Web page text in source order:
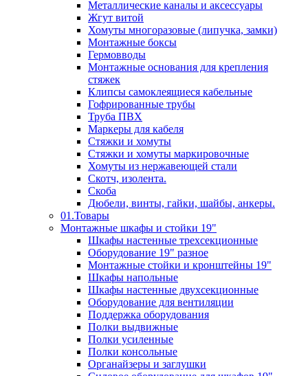
Металлические каналы и аксессуары
Жгут витой
Хомуты многоразовые (липучка, замки)
Монтажные боксы
Гермовводы
Монтажные основания для крепления
стяжек
Клипсы самоклеящиеся кабельные
Гофрированные трубы
Труба ПВХ
Маркеры для кабеля
Стяжки и хомуты
Стяжки и хомуты маркировочные
Хомуты из нержавеющей стали
Скотч, изолента.
Скоба
Дюбели, винты, гайки, шайбы, анкеры.
01.Товары
Монтажные шкафы и стойки 19"
Шкафы настенные трехсекционные
Оборудование 19" разное
Монтажные стойки и кронштейны 19"
Шкафы напольные
Шкафы настенные двухсекционные
Оборудование для вентиляции
Поддержка оборудования
Полки выдвижные
Полки усиленные
Полки консольные
Органайзеры и заглушки